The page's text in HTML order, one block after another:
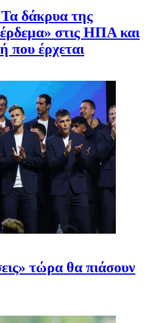
δάκρυα της
στις ΗΠΑ και
που έρχεται
τώρα θα πιάσουν